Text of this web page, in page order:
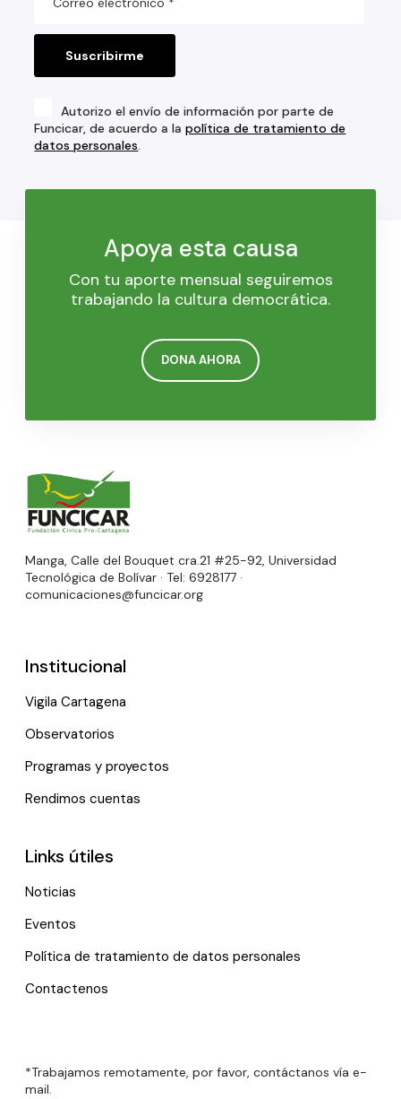
Autorizo el envío de información por parte de
Funcicar, de acuerdo a lapolítica de tratamiento de
datos personales.
Apoya esta causa
Con tu aporte mensual seguiremos
trabajando la cultura democrática.
DONA AHORA
Manga, Calle del Bouquet cra.21 #25-92, Universidad
Tecnológica de Bolívar · Tel: 6928177 ·
comunicaciones@funcicar.org
Institucional
Vigila Cartagena
Observatorios
Programas y proyectos
Rendimos cuentas
Links útiles
Noticias
Eventos
Política de tratamiento de datos personales
Contactenos
*Trabajamos remotamente, por favor, contáctanos vía e-
mail.